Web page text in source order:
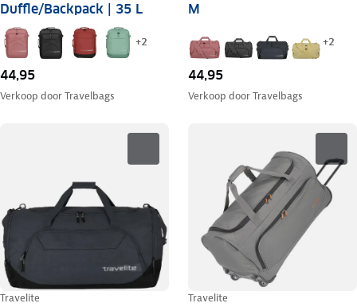
Duffle/Backpack | 35 L
+2
44,95
Verkoop doorTravelbags
M
+2
44,95
Verkoop doorTravelbags
Travelite Travelite